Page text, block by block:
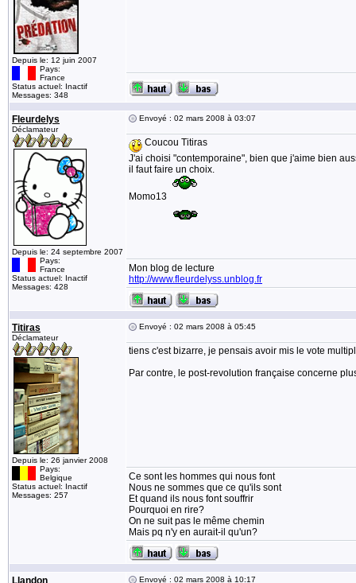
Depuis le: 12 juin 2007
Pays:
France
Status actuel: Inactif
Messages: 348
Fleurdelys
Déclamateur
Depuis le: 24 septembre 2007
Pays:
France
Status actuel: Inactif
Messages: 428
Envoyé : 02 mars 2008 à 03:07
Coucou Titiras
J'ai choisi "contemporaine", bien que j'aime bien
il faut faire un choix.
Momo13
Mon blog de lecture
http://www.fleurdelyss.unblog.fr
Titiras
Déclamateur
Depuis le: 26 janvier 2008
Pays:
Belgique
Status actuel: Inactif
Messages: 257
Envoyé : 02 mars 2008 à 05:45
tiens c'est bizarre, je pensais avoir mis le vote
Par contre, le post-revolution française concerne
Ce sont les hommes qui nous font
Nous ne sommes que ce qu'ils sont
Et quand ils nous font souffrir
Pourquoi en rire?
On ne suit pas le même chemin
Mais pq n'y en aurait-il qu'un?
Llandon Envoyé : 02 mars 2008 à 10:17